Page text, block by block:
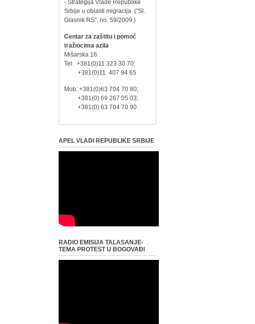
- Strategija Vlade Republike
Srbije u oblasti migracija ("Sl.
Glasnik RS", no. 59/2009.)
Centar za zaštitu i pomoć
tražiocima azila
Mišarska 16
Tel: +381(0)11 323 30 70;
+381(0)11 407 94 65
Mob: +381(0)63 704 70 80;
+381(0) 69 267 05 03;
+381(0) 63 704 70 90
APEL VLADI REPUBLIKE SRBIJE
RADIO EMISIJA TALASANJE-
TEMA PROTEST U BOGOVAĐI